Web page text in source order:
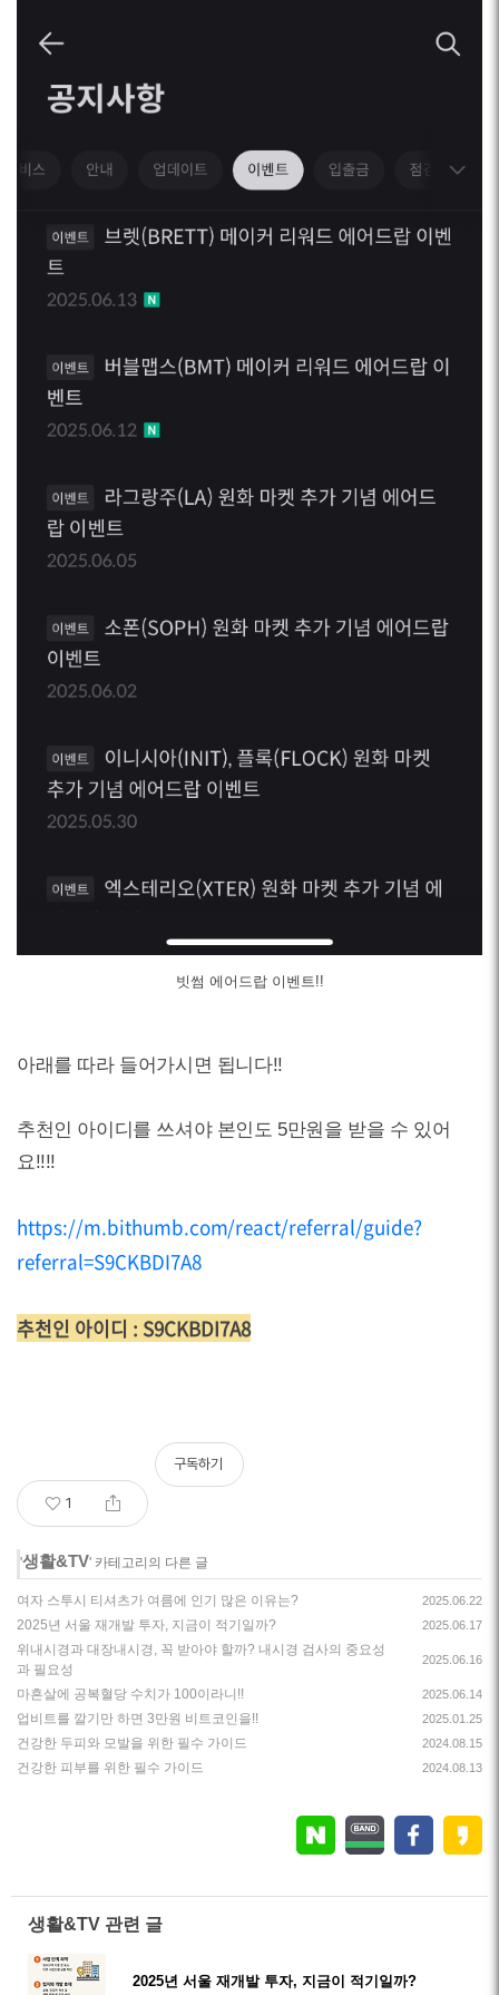
빗썸 에어드랍 이벤트!!
아래를 따라 들어가시면 됩니다!!
추천인 아이디를 쓰셔야 본인도 5만원을 받을 수 있어
요!!!!
https://m.bithumb.com/react/referral/guide?
referral=S9CKBDI7A8
추천인 아이디 : S9CKBDI7A8
1
구독하기
'생활&TV' 카테고리의 다른 글
여자 스투시 티셔츠가 여름에 인기 많은 이유는? 2025.06.22
2025년 서울 재개발 투자, 지금이 적기일까? 2025.06.17
위내시경과 대장내시경, 꼭 받아야 할까? 내시경 검사의 중요성
과 필요성
2025.06.16
마흔살에 공복혈당 수치가 100이라니!! 2025.06.14
업비트를 깔기만 하면 3만원 비트코인을!! 2025.01.25
건강한 두피와 모발을 위한 필수 가이드 2024.08.15
건강한 피부를 위한 필수 가이드 2024.08.13
생활&TV 관련 글
2025년 서울 재개발 투자, 지금이 적기일까?